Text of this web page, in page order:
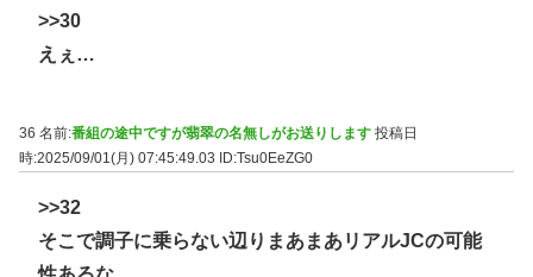
>>30
えぇ…
36 名前:番組の途中ですが翡翠の名無しがお送りします 投稿日
時:2025/09/01(月) 07:45:49.03
ID:Tsu0EeZG0
>>32
そこで調子に乗らない辺りまあまあリアルJCの可能